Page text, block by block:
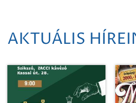
AKTUÁLIS